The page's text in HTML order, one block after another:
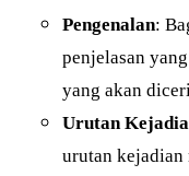
Pengenalan:
penjelasan
yang akan
Urutan
urutan kejadian